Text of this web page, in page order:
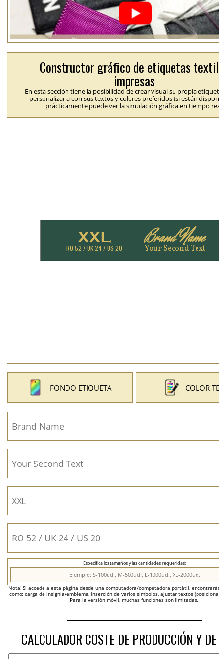
Constructor gráfico de etiquetas
impresas
En esta sección tiene la posibilidad de crear visual su propia
personalizarla con sus textos y colores preferidos (si están
prácticamente puede ver la simulación gráfica en tiempo
FONDO ETIQUETA COLOR
Especifica los tamaños y las cantidades requeridas:
Nota! Si accede a esta página desde una computadora/computadora portátil,
como: carga de insignia/emblema, inserción de varios símbolos, ajustar textos
Para la versión móvil, muchas funciones son limitadas.
CALCULADOR COSTE DE PRODUCCIÓN Y